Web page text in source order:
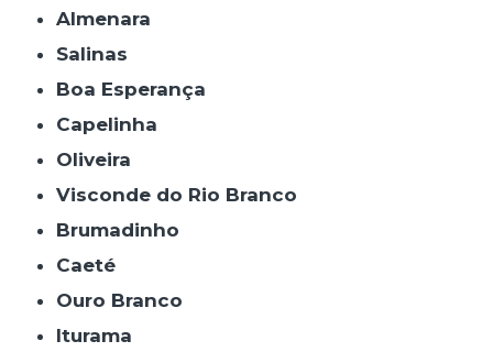
Almenara
Salinas
Boa Esperança
Capelinha
Oliveira
Visconde do Rio Branco
Brumadinho
Caeté
Ouro Branco
Iturama